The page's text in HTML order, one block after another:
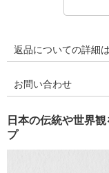
返品についての詳細
お問い合わせ
日本の伝統や世界
プ